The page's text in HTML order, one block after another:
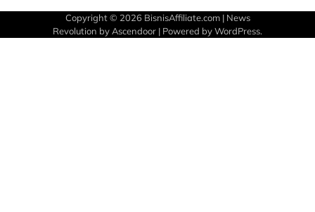
Copyright © 2026 BisnisAffiliate.com| News
Revolution byAscendoor | Powered byWordPress.